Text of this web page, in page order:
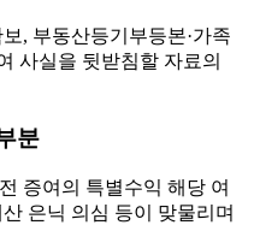
, 부동산등기부등본·가족
사실을 뒷받침할 자료의
분
증여의 특별수익 해당 여
은닉 의심 등이 맞물리며